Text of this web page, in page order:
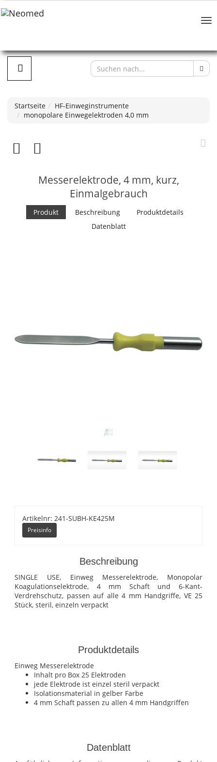
Startseite
HF-Einweginstrumente
monopolare Einwegelektroden 4,0 mm
Messerelektrode, 4 mm, kurz,
Einmalgebrauch
Produkt Beschreibung
Produktdetails
Datenblatt
Artikelnr: 241-SUBH-KE425M
Preisinfo
Beschreibung
SINGLE USE, Einweg Messerelektrode, Monopolar
Koagulationselektrode, 4 mm Schaft und 6-Kant-
Verdrehschutz, passen auf alle 4 mm Handgriffe, VE 25
Stück, steril, einzeln verpackt
Produktdetails
Einweg Messerelektrode
Inhalt pro Box 25 Elektroden
jede Elektrode ist einzel steril verpackt
Isolationsmaterial in gelber Farbe
4 mm Schaft passen zu allen 4 mm Handgriffen
Datenblatt